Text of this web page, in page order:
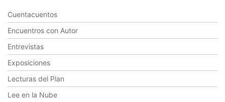
Cuentacuentos
Encuentros con Autor
Entrevistas
Exposiciones
Lecturas del Plan
Lee en la Nube